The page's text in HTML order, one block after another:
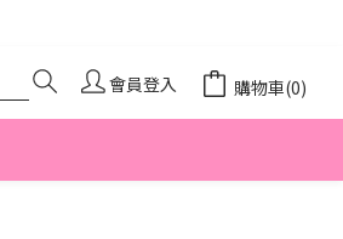
會員登入 購物車(0)